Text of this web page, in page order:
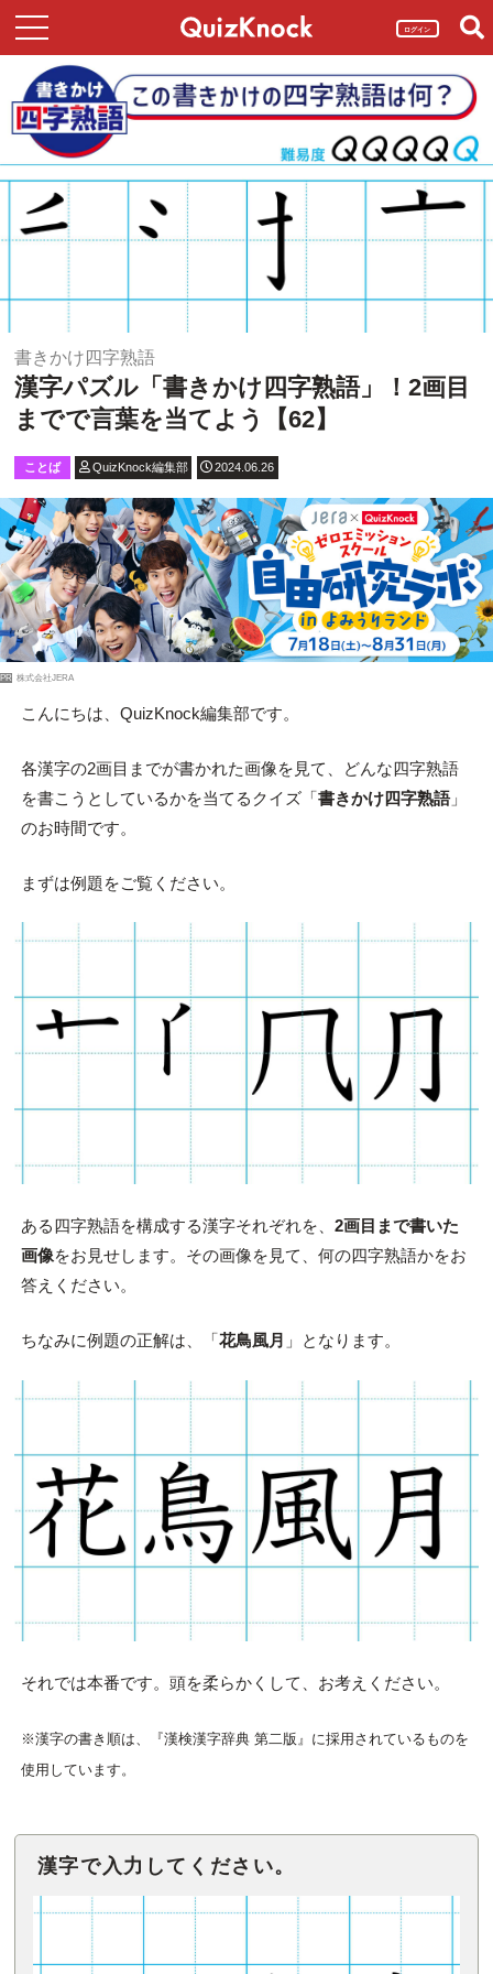
ログイン
書きかけ四字熟語
漢字パズル「書きかけ四字熟語」！2画目
までで言葉を当てよう【62】
ことば QuizKnock編集部 2024.06.26
PR 株式会社JERA
こんにちは、QuizKnock編集部です。
各漢字の2画目までが書かれた画像を見て、どんな四字熟語
を書こうとしているかを当てるクイズ「書きかけ四字熟語」
のお時間です。
まずは例題をご覧ください。
ある四字熟語を構成する漢字それぞれを、 2画目まで書いた
画像をお見せします。その画像を見て、何の四字熟語かをお
答えください。
ちなみに例題の正解は、「花鳥風月 」となります。
それでは本番です。頭を柔らかくして、お考えください。
※漢字の書き順は、『漢検漢字辞典 第二版』に採用されているものを
使用しています。
漢字で入力してください。